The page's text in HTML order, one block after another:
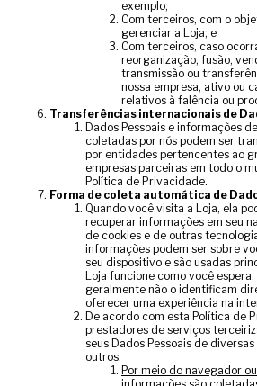
exemplo;
Com terceiros, com o
gerenciar a Loja; e
Com terceiros, caso
reorganização, fusão,
transmissão ou
nossa empresa, ativo ou
relativos à falência ou
Transferências internacionais de
Dados Pessoais e informações
coletadas por nós podem ser
por entidades pertencentes ao
empresas parceiras em todo o
Política de Privacidade.
Forma de coleta automática de
Quando você visita a Loja, ela
recuperar informações em seu
de cookies e de outras
informações podem ser sobre
seu dispositivo e são usadas
Loja funcione como você
geralmente não o identificam
oferecer uma experiência na
De acordo com esta Política de
prestadores de serviços
seus Dados Pessoais de
outros:
Por meio do navegador